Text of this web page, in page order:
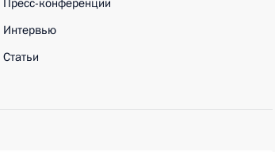
Пресс-конференции
Интервью
Статьи